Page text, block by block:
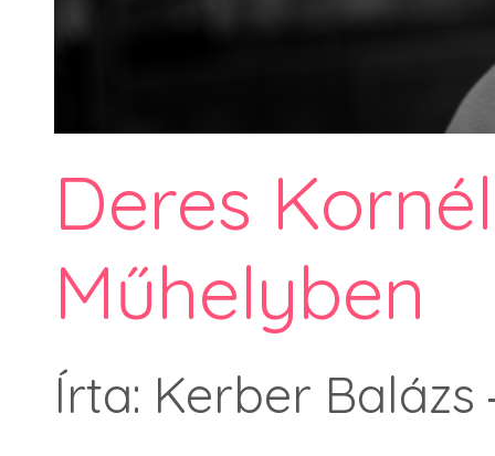
Deres
Műhelyben
Írta: Kerber